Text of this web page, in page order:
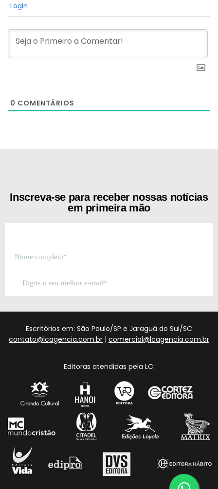
Login
0 COMENTÁRIOS
Inscreva-se para receber nossas notícias
em primeira mão
Escritórios em: São Paulo/SP e Jaraguá do Sul/SC
contato@lcagencia.com.br | comercial@lcagencia.com.br
Editoras atendidas pela LC: